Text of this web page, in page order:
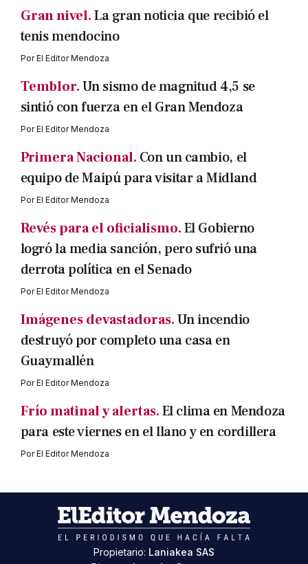
Gran nivel.La gran noticia que recibió el
tenis mendocino
PorEl Editor Mendoza
Temblor.Un sismo de magnitud 4,5 se
sintió con fuerza en el Gran Mendoza
PorEl Editor Mendoza
Primera Nacional. Con un cambio, el
equipo de Maipú para visitar a Midland
PorEl Editor Mendoza
Revés para el oficialismo.El Gobierno
logró la media sanción, pero sufrió una
derrota política en el Senado
PorEl Editor Mendoza
Imágenes devastadoras.Un incendio
destruyó por completo una casa en
Guaymallén
PorEl Editor Mendoza
Frío matinal y alertas.El clima en Mendoza
para este viernes en el llano y en cordillera
PorEl Editor Mendoza
Propietario: Laniakea SAS